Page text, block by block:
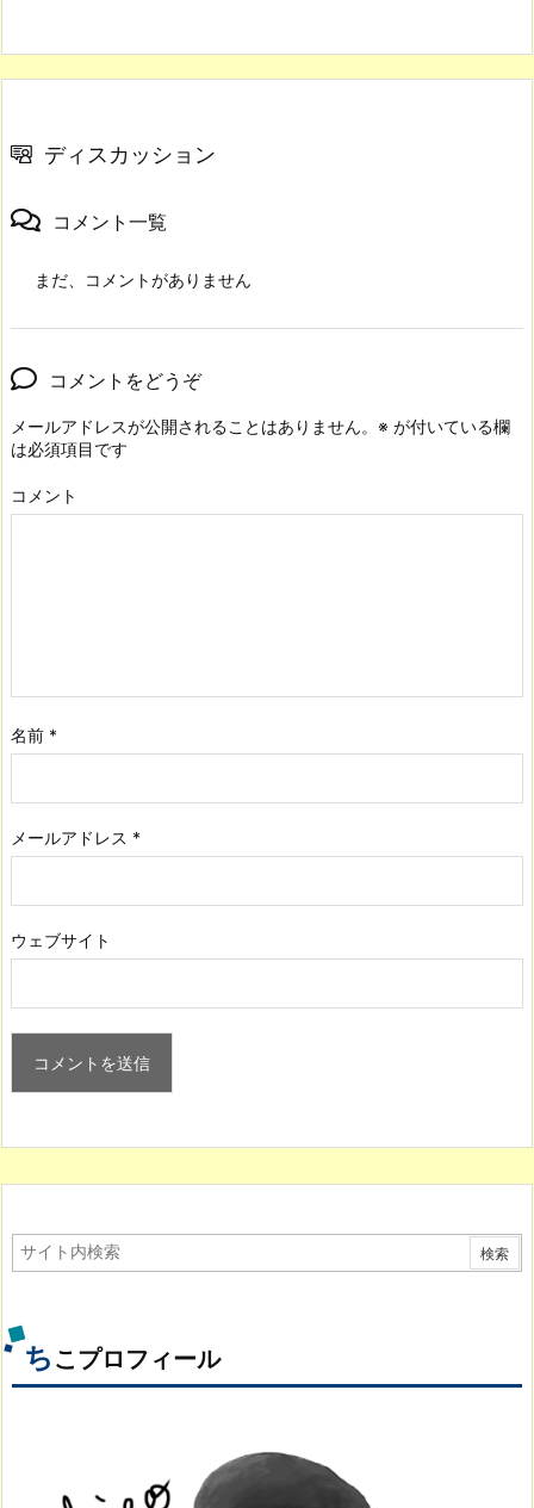
ディスカッション
コメント一覧
まだ、コメントがありません
コメントをどうぞ
メールアドレスが公開されることはありません。 ※ が付いている欄
は必須項目です
コメント
名前 *
メールアドレス *
ウェブサイト
ち こプロフィール